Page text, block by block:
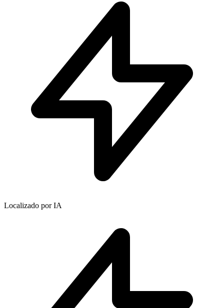
Localizado por IA